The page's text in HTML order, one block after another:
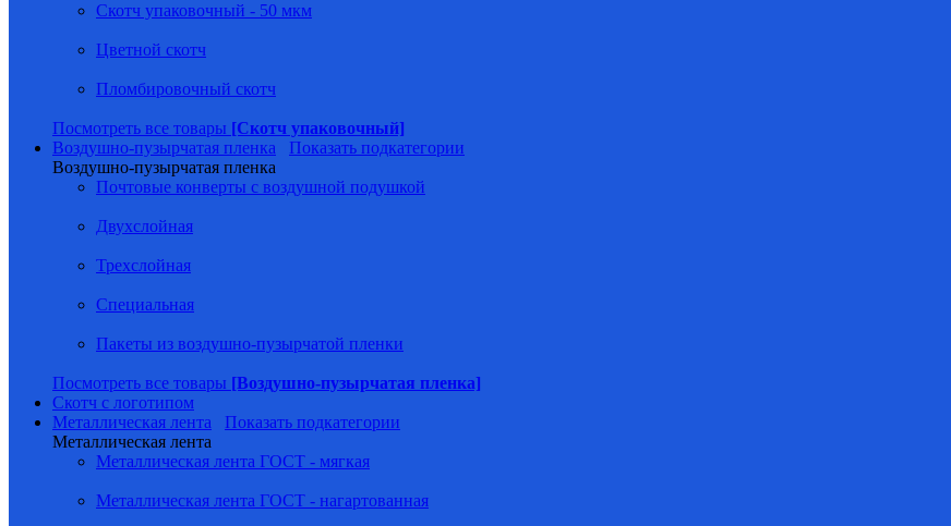
Скотч упаковочный - 50 мкм
Цветной скотч
Пломбировочный скотч
Посмотреть все товары [Скотч упаковочный]
Воздушно-пузырчатая пленка
Показать подкатегории
Воздушно-пузырчатая пленка
Почтовые конверты с воздушной подушкой
Двухслойная
Трехслойная
Специальная
Пакеты из воздушно-пузырчатой пленки
Посмотреть все товары [Воздушно-пузырчатая пленка]
Скотч с логотипом
Металлическая лента
Показать подкатегории
Металлическая лента
Металлическая лента ГОСТ - мягкая
Металлическая лента ГОСТ - нагартованная